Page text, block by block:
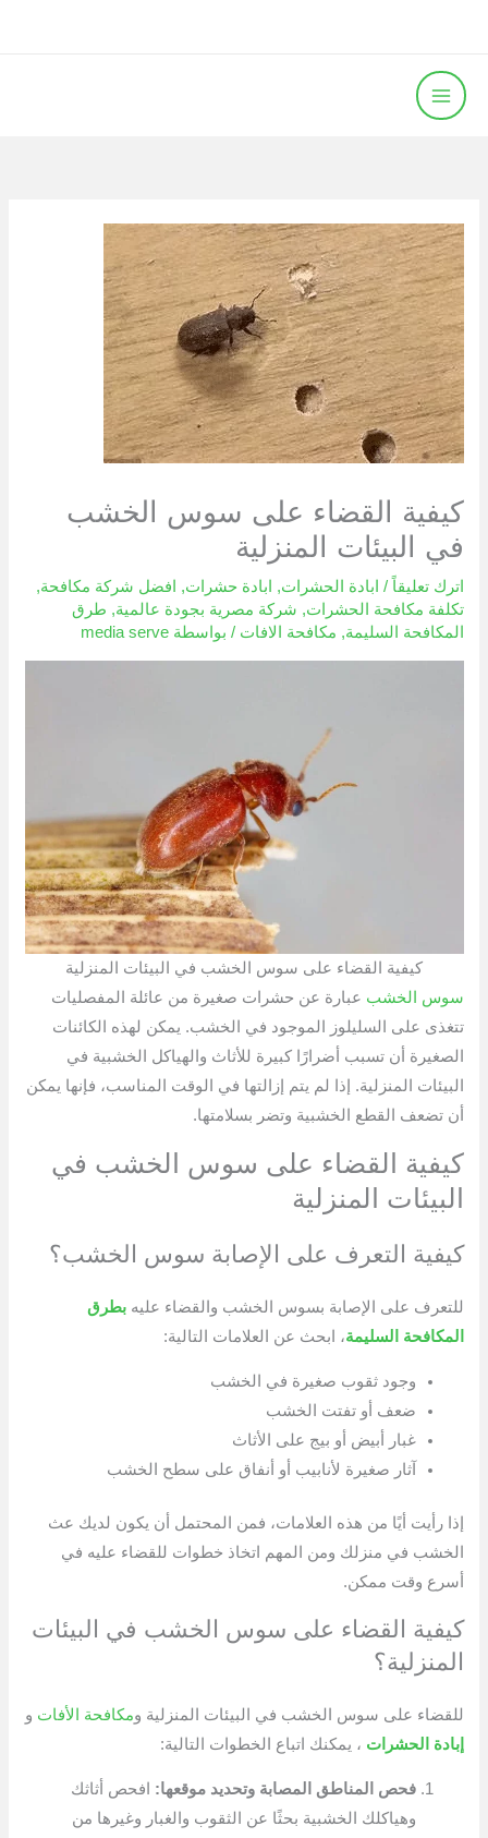
المحتوى
كيفية القضاء على سوس الخشب
في البيئات المنزلية
اترك تعليقاً / ابادة الحشرات, ابادة حشرات, افضل شركة مكافحة,
تكلفة مكافحة الحشرات, شركة مصرية بجودة عالمية, طرق
المكافحة السليمة, مكافحة الافات / بواسطة media serve
كيفية القضاء على سوس الخشب في البيئات المنزلية
سوس الخشب عبارة عن حشرات صغيرة من عائلة المفصليات
تتغذى على السليلوز الموجود في الخشب. يمكن لهذه الكائنات
الصغيرة أن تسبب أضرارًا كبيرة للأثاث والهياكل الخشبية في
البيئات المنزلية. إذا لم يتم إزالتها في الوقت المناسب، فإنها يمكن
أن تضعف القطع الخشبية وتضر بسلامتها.
كيفية القضاء على سوس الخشب في
البيئات المنزلية
كيفية التعرف على الإصابة سوس الخشب؟
للتعرف على الإصابة بسوس الخشب والقضاء عليهبطرق
المكافحة السليمة، ابحث عن العلامات التالية:
وجود ثقوب صغيرة في الخشب
ضعف أو تفتت الخشب
غبار أبيض أو بيج على الأثاث
آثار صغيرة لأنابيب أو أنفاق على سطح الخشب
إذا رأيت أيًا من هذه العلامات، فمن المحتمل أن يكون لديك عث
الخشب في منزلك ومن المهم اتخاذ خطوات للقضاء عليه في
أسرع وقت ممكن.
كيفية القضاء على سوس الخشب في البيئات
المنزلية؟
للقضاء على سوس الخشب في البيئات المنزلية ومكافحة الأفات و
إبادة الحشرات ، يمكنك اتباع الخطوات التالية:
فحص المناطق المصابة وتحديد موقعها: افحص أثاثك
وهياكلك الخشبية بحثًا عن الثقوب والغبار وغيرها من